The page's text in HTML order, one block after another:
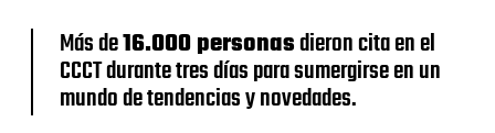
r e
n
C
a
Más de16.000 personasdieron cita en el
CCCT durante tres días para sumergirse en un
mundo de tendencias y novedades.